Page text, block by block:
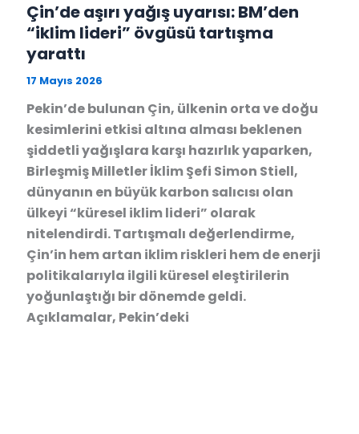
Çin’de aşırı yağış uyarısı: BM’den
“iklim lideri” övgüsü tartışma
yarattı
17 Mayıs 2026
Pekin’de bulunan Çin, ülkenin orta ve doğu
kesimlerini etkisi altına alması beklenen
şiddetli yağışlara karşı hazırlık yaparken,
Birleşmiş Milletler İklim Şefi Simon Stiell,
dünyanın en büyük karbon salıcısı olan
ülkeyi “küresel iklim lideri” olarak
nitelendirdi. Tartışmalı değerlendirme,
Çin’in hem artan iklim riskleri hem de enerji
politikalarıyla ilgili küresel eleştirilerin
yoğunlaştığı bir dönemde geldi.
Açıklamalar, Pekin’deki